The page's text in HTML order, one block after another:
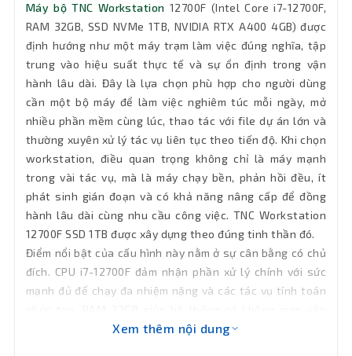
Wifi Chưa có sẵn (có thể gắn thêm)
Kết nối
mạng LAN
1 x RJ-45
Bluetooth Chưa có sẵn (có thể gắn thêm)
Phân loại Thùng Mid Tower
Cổng xuất
hình
3 x Mini Displayport
Cổng kết
2 x USB 3.2 Gen 2, 2 x USB 3.2 Gen 1, 2 x
USB 2.0, 1 x PS/2 Keyboard/Mouse
combo, 1 x HDMI, 1 x DisplayPort, 3 x
Audio jacks, 1 x LAN 2.5Gb
Free Dos
Máy bộ TNC Workstation 12700F (Intel Core i7-12700F,
RAM 32GB, SSD NVMe 1TB, NVIDIA RTX A400 4GB) được
định hướng như một máy trạm làm việc đúng nghĩa, tập
trung vào hiệu suất thực tế và sự ổn định trong vận
hành lâu dài. Đây là lựa chọn phù hợp cho người dùng
cần một bộ máy để làm việc nghiêm túc mỗi ngày, mở
nhiều phần mềm cùng lúc, thao tác với file dự án lớn và
thường xuyên xử lý tác vụ liên tục theo tiến độ. Khi chọn
workstation, điều quan trọng không chỉ là máy mạnh
trong vài tác vụ, mà là máy chạy bền, phản hồi đều, ít
phát sinh gián đoạn và có khả năng nâng cấp để đồng
hành lâu dài cùng nhu cầu công việc. TNC Workstation
12700F SSD 1TB được xây dựng theo đúng tinh thần đó.
Điểm nổi bật của cấu hình này nằm ở sự cân bằng có chủ
đích. CPU i7-12700F đảm nhận phần xử lý chính với sức
mạnh đủ để chạy đa nhiệm nặng và các tác vụ tính toán
hành rộng rãi, giảm hẳn tình trạng thiếu bộ nhớ khi làm
Xem thêm nội dung